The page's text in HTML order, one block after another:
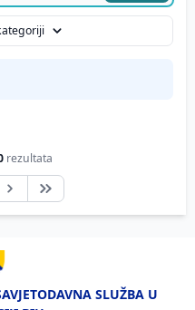
rezultata
SLUŽBA U